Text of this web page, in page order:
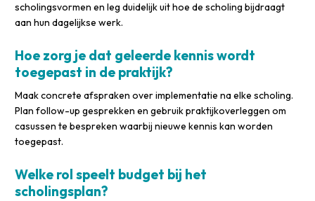
scholingsvormen en leg duidelijk uit hoe de scholing bijdraagt
aan hun dagelijkse werk.
Hoe zorg je dat geleerde kennis wordt
toegepast in de praktijk?
Maak concrete afspraken over implementatie na elke scholing.
Plan follow-up gesprekken en gebruik praktijkoverleggen om
casussen te bespreken waarbij nieuwe kennis kan worden
toegepast.
Welke rol speelt budget bij het
scholingsplan?